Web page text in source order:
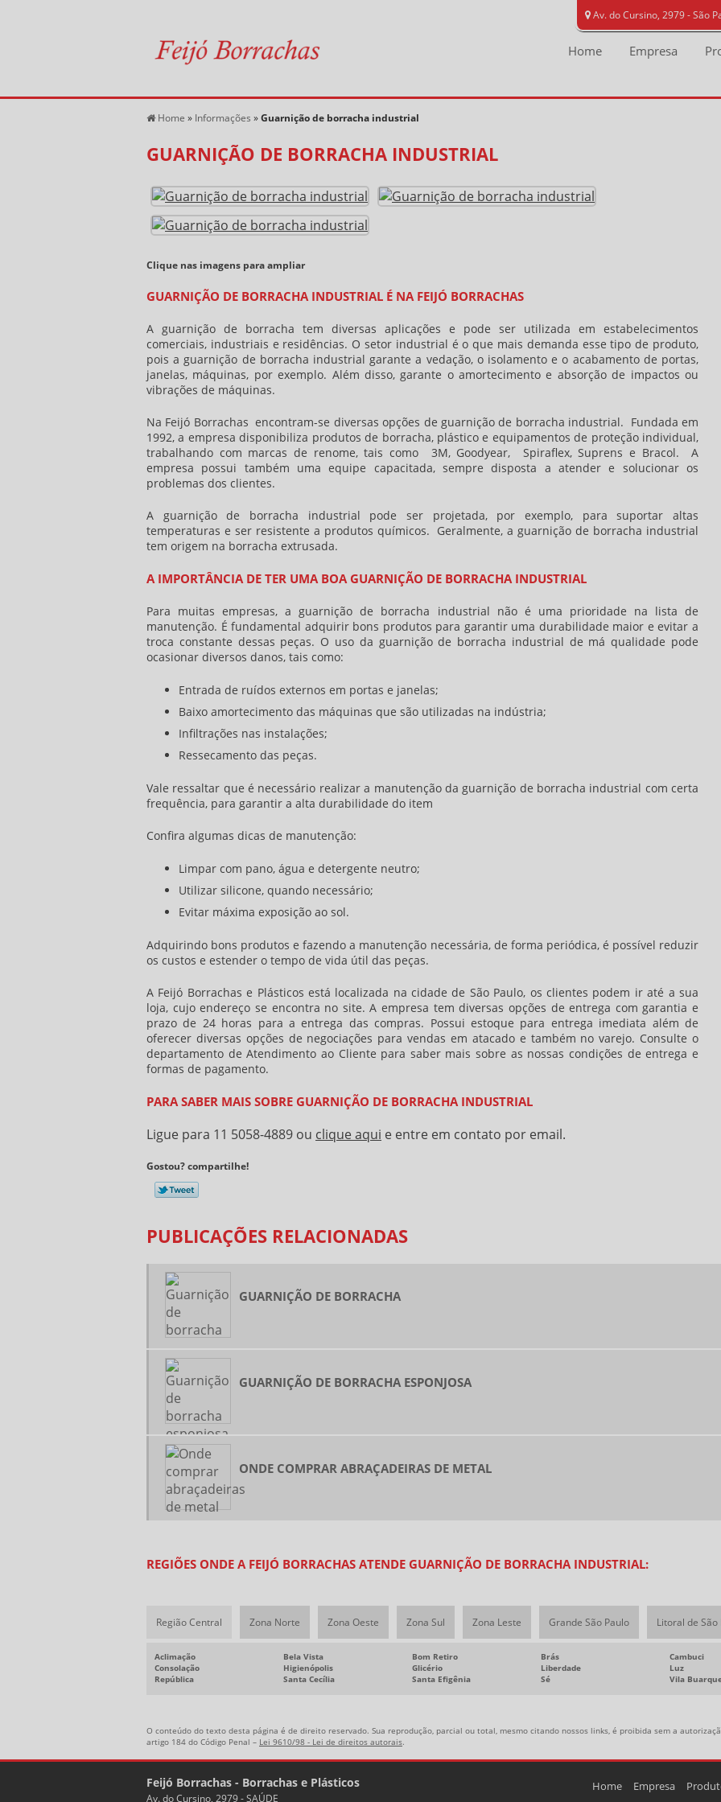
Av. do Cursino, 2979 - São
Home Empresa
Home » Informações »Guarnição de borracha industrial
GUARNIÇÃO DE BORRACHA INDUSTRIAL
Clique nas imagens para ampliar
GUARNIÇÃO DE BORRACHA INDUSTRIAL É NA FEIJÓ BORRACHAS
A guarnição de borracha tem diversas aplicações e pode ser utilizada em estabelecimentos
comerciais, industriais e residências. O setor industrial é o que mais demanda esse tipo de produto,
pois aguarnição de borracha industrial garante a vedação, o isolamento e o acabamento de portas,
janelas, máquinas, por exemplo. Além disso, garante o amortecimento e absorção de impactos ou
vibrações de máquinas.
Na Feijó Borrachas encontram-se diversas opções de guarnição de borracha industrial. Fundada em
1992, a empresa disponibiliza produtos de borracha, plástico e equipamentos de proteção individual,
trabalhando com marcas de renome, tais como 3M, Goodyear, Spiraflex, Suprens e Bracol. A
empresa possui também uma equipe capacitada, sempre disposta a atender e solucionar os
problemas dos clientes.
A guarnição de borracha industrial pode ser projetada, por exemplo, para suportar altas
temperaturas e ser resistente a produtos químicos. Geralmente, aguarnição de borracha industrial
tem origem na borracha extrusada.
A IMPORTÂNCIA DE TER UMA BOA GUARNIÇÃO DE BORRACHA INDUSTRIAL
Para muitas empresas, aguarnição de borracha industrial não é uma prioridade na lista de
manutenção. É fundamental adquirir bons produtos para garantir uma durabilidade maior e evitar a
troca constante dessas peças. O uso da guarnição de borracha industrial de má qualidade pode
ocasionar diversos danos, tais como:
Entrada de ruídos externos em portas e janelas;
Baixo amortecimento das máquinas que são utilizadas na indústria;
Infiltrações nas instalações;
Ressecamento das peças.
Vale ressaltar que é necessário realizar a manutenção daguarnição de borracha industrial com certa
frequência, para garantir a alta durabilidade do item
Confira algumas dicas de manutenção:
Limpar com pano, água e detergente neutro;
Utilizar silicone, quando necessário;
Evitar máxima exposição ao sol.
Adquirindo bons produtos e fazendo a manutenção necessária, de forma periódica, é possível reduzir
os custos e estender o tempo de vida útil das peças.
A Feijó Borrachas e Plásticos está localizada na cidade de São Paulo, os clientes podem ir até a sua
loja, cujo endereço se encontra no site. A empresa tem diversas opções de entrega com garantia e
prazo de 24 horas para a entrega das compras. Possui estoque para entrega imediata além de
oferecer diversas opções de negociações para vendas em atacado e também no varejo. Consulte o
departamento de Atendimento ao Cliente para saber mais sobre as nossas condições de entrega e
formas de pagamento.
PARA SABER MAIS SOBRE GUARNIÇÃO DE BORRACHA INDUSTRIAL
Ligue para 11 5058-4889 ou clique aqui e entre em contato por email.
Gostou? compartilhe!
PUBLICAÇÕES RELACIONADAS
GUARNIÇÃO DE BORRACHA
GUARNIÇÃO DE BORRACHA ESPONJOSA
ONDE COMPRAR ABRAÇADEIRAS DE METAL
REGIÕES ONDE A FEIJÓ BORRACHAS ATENDE GUARNIÇÃO DE BORRACHA INDUSTRIAL:
Região Central Zona Norte Zona Oeste Zona Sul Zona Leste Grande São Paulo Litoral de São
Aclimação Bela Vista Bom Retiro Brás Cambuci
Consolação
Higienópolis Glicério Liberdade Luz
República
Santa Cecília Santa Efigênia Sé Vila
O conteúdo do texto desta página é de direito reservado. Sua reprodução, parcial ou total, mesmo citando nossos links, é proibida sem a
artigo 184 do Código Penal – Lei 9610/98 - Lei de direitos autorais.
Feijó Borrachas - Borrachas e Plásticos
Av. do Cursino, 2979 - SAÚDE
Home Empresa